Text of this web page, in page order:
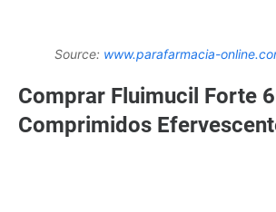
Source: www.parafarmacia-
Comprar Fluimucil Forte
Comprimidos